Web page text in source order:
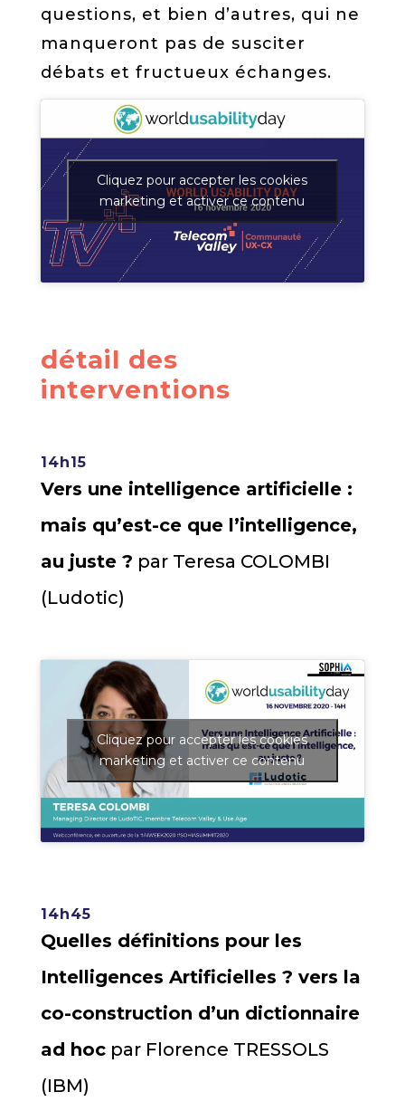
questions, et bien d’autres, qui ne
manqueront pas de susciter
débats et fructueux échanges.
Cliquez pour accepter les cookies
marketing et activer ce contenu
détail des
interventions
14h15
Vers une intelligence artificielle :
mais qu’est-ce que l’intelligence,
au juste ? par Teresa COLOMBI
(Ludotic)
Cliquez pour accepter les cookies
marketing et activer ce contenu
14h45
Quelles définitions pour les
Intelligences Artificielles ? vers la
co-construction d’un dictionnaire
ad hocpar Florence TRESSOLS
(IBM)